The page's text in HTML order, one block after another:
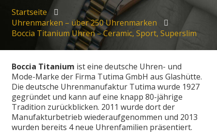
Startseite
Uhrenmarken – über 250 Uhrenmarken
Boccia Titanium Uhren – Ceramic, Sport, Superslim
Boccia Titanium ist eine deutsche Uhren- und
Mode-Marke der Firma Tutima GmbH aus Glashütte.
Die deutsche Uhrenmanufaktur Tutima wurde 1927
gegründet und kann auf eine knapp 80-jährige
Tradition zurückblicken. 2011 wurde dort der
Manufakturbetrieb wiederaufgenommen und 2013
wurden bereits 4 neue Uhrenfamilien präsentiert.